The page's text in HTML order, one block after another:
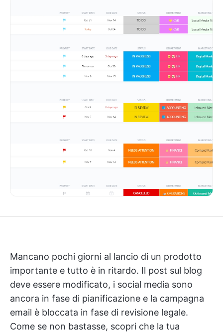
Mancano pochi giorni al lancio di un prodotto
importante e tutto è in ritardo. Il post sul blog
deve essere modificato, i social media sono
ancora in fase di pianificazione e la campagna
email è bloccata in fase di revisione legale.
Come se non bastasse, scopri che la tua